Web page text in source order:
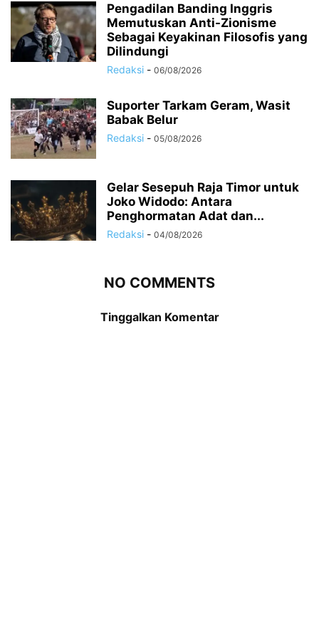
Pengadilan Banding Inggris
Memutuskan Anti-Zionisme
Sebagai Keyakinan Filosofis yang
Dilindungi
Redaksi - 06/08/2026
Suporter Tarkam Geram, Wasit
Babak Belur
Redaksi - 05/08/2026
Gelar Sesepuh Raja Timor untuk
Joko Widodo: Antara
Penghormatan Adat dan...
Redaksi - 04/08/2026
NO COMMENTS
Tinggalkan Komentar